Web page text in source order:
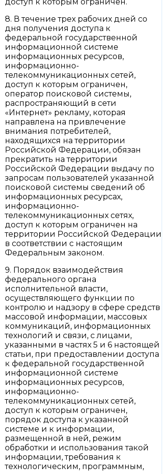
8. В течение трех рабочих дней со
дня получения доступа к
федеральной государственной
информационной системе
информационных ресурсов,
информационно-
телекоммуникационных сетей,
доступ к которым ограничен,
оператор поисковой системы,
распространяющий в сети
«Интернет» рекламу, которая
направлена на привлечение
внимания потребителей,
находящихся на территории
Российской Федерации, обязан
прекратить на территории
Российской Федерации выдачу по
запросам пользователей указанной
поисковой системы сведений об
информационных ресурсах,
информационно-
телекоммуникационных сетях,
доступ к которым ограничен на
территории Российской Федерации
в соответствии с настоящим
Федеральным законом.
9. Порядок взаимодействия
федерального органа
исполнительной власти,
осуществляющего функции по
контролю и надзору в сфере средств
массовой информации, массовых
коммуникаций, информационных
технологий и связи, с лицами,
указанными в частях 5 и 6 настоящей
статьи, при предоставлении доступа
к федеральной государственной
информационной системе
информационных ресурсов,
информационно-
телекоммуникационных сетей,
доступ к которым ограничен,
порядок доступа к указанной
системе и к информации,
размещенной в ней, режим
обработки и использования такой
информации, требования к
технологическим, программным,